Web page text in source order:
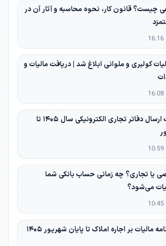
چیست؟ قانون کار، نحوه محاسبه و آثار آن در
کولبری و ملوانی ابلاغ شد | دریافت مالیات و
تمدید مهلت ارسال دفاتر تجاری الکترونیکی سال ۱۴۰۵ تا
تجاری؟ چه زمانی حساب بانکی شما
می‌شود؟
مهلت اظهارنامه مالیات بر اجاره املاک تا پایان شهریور ۱۴۰۵